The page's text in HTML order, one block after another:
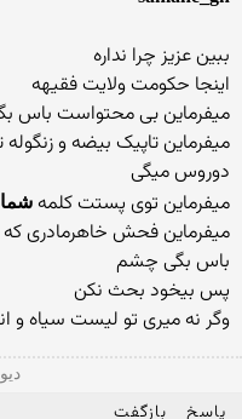
ببین عزیز چرا نداره
اینجا حکومت ولایت فقیهه
میفرماین بی محتواست باس
میفرماین تاپیک بیضه و
دوروس میگی
میفرماین توی پستت کلمه شما
میفرماین فحش خاهرمادری
باس بگی چشم
پس بیخود بحث نکن
وگر نه میری تو لیست سیاه و
پاسخ بازگفت